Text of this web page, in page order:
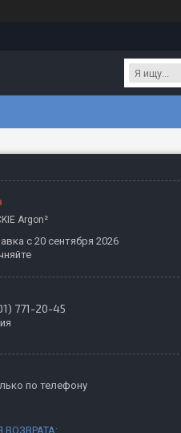
Argon²
с 20 сентября 2026
771-20-45
по телефону